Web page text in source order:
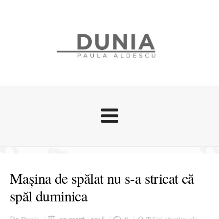
Zice Dunia
Cursuri povestite
Mașina de spălat nu s-a stricat că
spăl duminica